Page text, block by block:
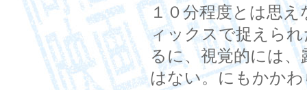
１０分程度とは思
ィックスで捉えら
るに、視覚的には
はない。にもかか